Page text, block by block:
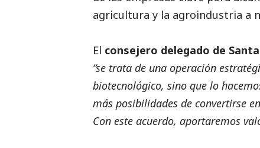
agricultura y la agroindustria a
El consejero delegado de
“se trata de una operación
biotecnológico, sino que lo
más posibilidades de convertirse
Con este acuerdo, aportaremos